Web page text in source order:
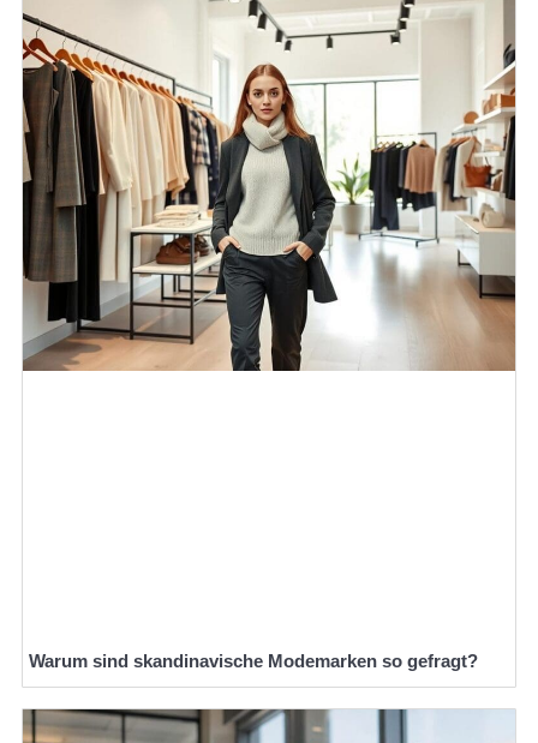
Warum sind skandinavische Modemarken so gefragt?